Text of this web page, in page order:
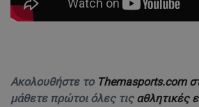
Ακολουθήστε το Themasports.com
μάθετε πρώτοι όλες τις αθλητικές